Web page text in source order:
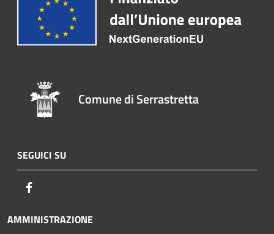
Comune di Serrastretta
SEGUICI SU
AMMINISTRAZIONE